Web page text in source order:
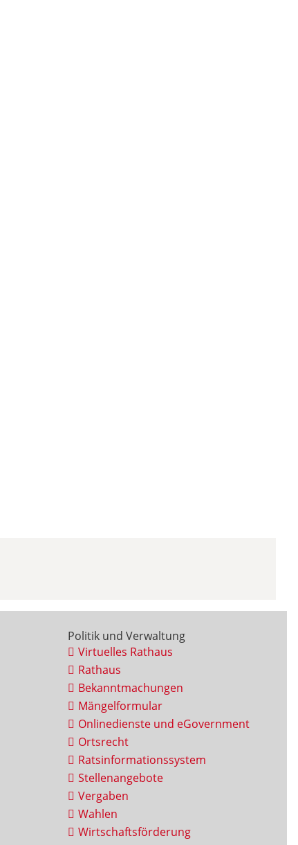
Politik und Verwaltung
Virtuelles Rathaus
Rathaus
Bekanntmachungen
Mängelformular
Onlinedienste und eGovernment
Ortsrecht
Ratsinformationssystem
Stellenangebote
Vergaben
Wahlen
Wirtschaftsförderung